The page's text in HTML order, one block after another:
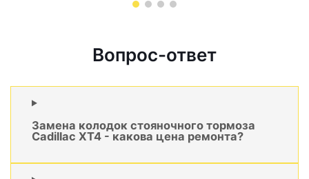
Вопрос-ответ
Замена колодок стояночного тормоза
Cadillac XT4 - какова цена ремонта?